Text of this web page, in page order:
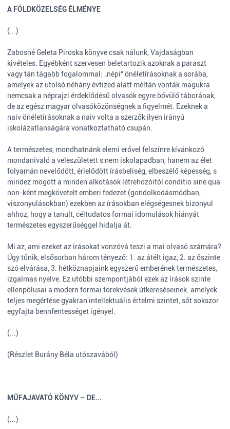
A FÖLDKÖZELSÉG ÉLMÉNYE
(...)
Zabosné Geleta Piroska könyve csak nálunk, Vajdaságban
kivételes. Egyébként szervesen beletartozik azoknak a paraszt
vagy tán tágabb fogalommal: „népi“ önéletírásoknak a sorába,
amelyek az utolsó néhány évtized alatt méltán vonták magukra
nemcsak a néprajzi érdeklődésű olvasók egyre bővülő táborának,
de az egész magyar olvasóközönségnek a figyelmét. Ezeknek a
naiv önéletírásoknak a naiv volta a szerzők ilyen irányú
iskolázatlanságára vonatkoztatható csupán.
A természetes, mondhatnánk elemi erővel felszínre kívánkozó
mondanivaló a veleszületett s nem iskolapadban, hanem az élet
folyamán nevelődött, érlelődött írásbeliség, elbeszélő képesség, s
mindez mögött a minden alkotások létrehozóitól conditio sine qua
non-ként megkövetelt emberi fedezet (gondolkodásmódban,
viszonyulásokban) ezekben az írásokban elégségesnek bizonyul
ahhoz, hogy a tanult, céltudatos formai idomulások hiányát
természetes egyszerűséggel hidalja át.
Mi az, ami ezeket az írásokat vonzóvá teszi a mai olvasó számára?
Úgy tűnik, elsősorban három tényező: 1. az átélt igaz, 2. az őszinte
szó elvárása, 3. hétköznapjaink egyszerű emberének természetes,
izgalmas nyelve. Ez utóbbi szempontjából ezek az írások szinte
ellenpólusai a modern formai törekvések útkereséseinek. amelyek
teljes megértése gyakran intellektuális értelmi szintet, sőt sokszor
egyfajta bennfentességet igényel.
(...)
(Részlet Burány Béla utószavából)
MŰFAJAVATÓ KÖNYV – DE...
(...)